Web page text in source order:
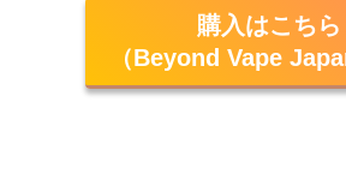
購入はこちら
（Beyond Vape